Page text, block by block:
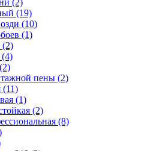
(2)
(19)
(10)
(1)
пены (2)
(11)
(1)
(2)
(8)